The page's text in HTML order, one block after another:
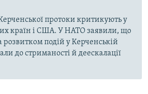
Керченської протоки критикують у
країн і США. У НАТО заявили, що
розвитком подій у Керченській
до стриманості й деескалації